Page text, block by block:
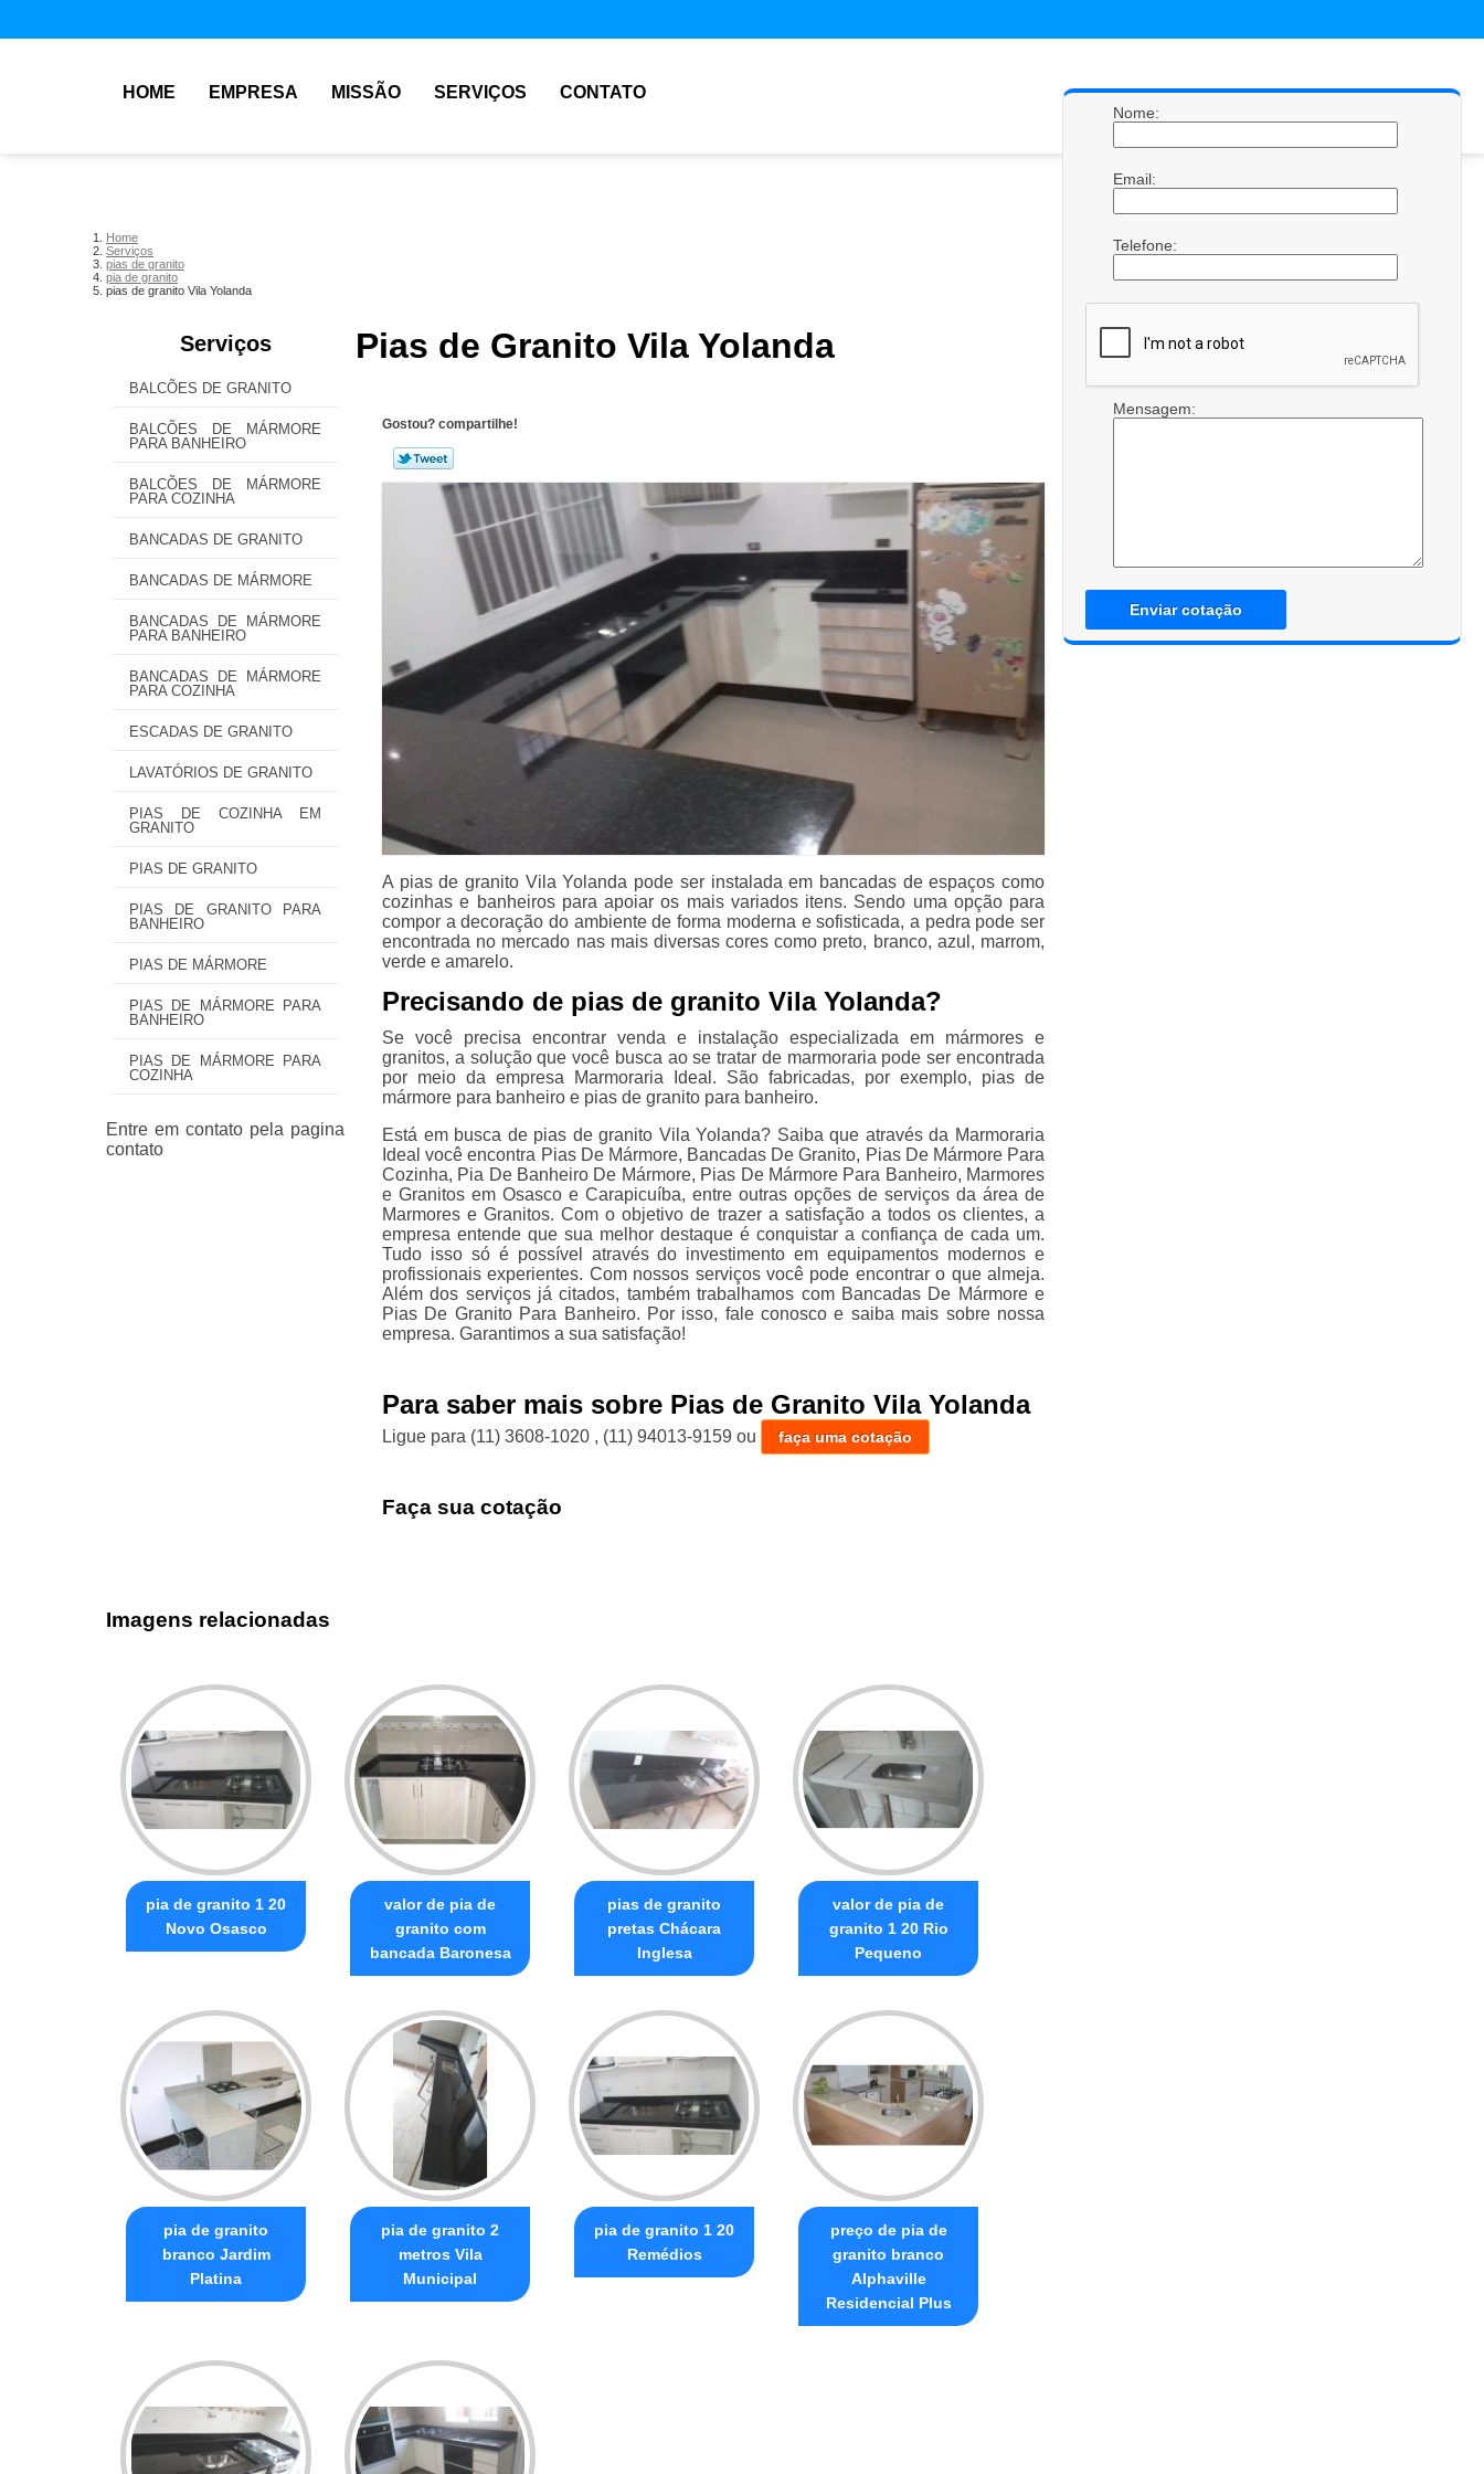
HOME EMPRESA MISSÃO SERVIÇOS CONTATO
Home
Serviços
pias de granito
pia de granito
pias de granito Vila Yolanda
Serviços
BALCÕES DE GRANITO
BALCÕES DE MÁRMORE
PARA BANHEIRO
BALCÕES DE MÁRMORE
PARA COZINHA
BANCADAS DE GRANITO
BANCADAS DE MÁRMORE
BANCADAS DE MÁRMORE
PARA BANHEIRO
BANCADAS DE MÁRMORE
PARA COZINHA
ESCADAS DE GRANITO
LAVATÓRIOS DE GRANITO
PIAS DE COZINHA EM
GRANITO
PIAS DE GRANITO
PIAS DE GRANITO PARA
BANHEIRO
PIAS DE MÁRMORE
PIAS DE MÁRMORE PARA
BANHEIRO
PIAS DE MÁRMORE PARA
COZINHA
Pias de Granito Vila Yolanda
Gostou? compartilhe!
A pias de granito Vila Yolanda pode ser instalada em bancadas de espaços como
cozinhas e banheiros para apoiar os mais variados itens. Sendo uma opção para
compor a decoração do ambiente de forma moderna e sofisticada, a pedra pode ser
encontrada no mercado nas mais diversas cores como preto, branco, azul, marrom,
verde e amarelo.
Precisando de pias de granito Vila Yolanda?
Se você precisa encontrar venda e instalação especializada em mármores e
granitos, a solução que você busca ao se tratar de marmoraria pode ser encontrada
por meio da empresa Marmoraria Ideal. São fabricadas, por exemplo, pias de
mármore para banheiro e pias de granito para banheiro.
Está em busca de pias de granito Vila Yolanda? Saiba que através da Marmoraria
Ideal você encontra Pias De Mármore, Bancadas De Granito, Pias De Mármore Para
Cozinha, Pia De Banheiro De Mármore, Pias De Mármore Para Banheiro, Marmores
e Granitos em Osasco e Carapicuíba, entre outras opções de serviços da área de
Marmores e Granitos. Com o objetivo de trazer a satisfação a todos os clientes, a
empresa entende que sua melhor destaque é conquistar a confiança de cada um.
Tudo isso só é possível através do investimento em equipamentos modernos e
profissionais experientes. Com nossos serviços você pode encontrar o que almeja.
Além dos serviços já citados, também trabalhamos com Bancadas De Mármore e
Pias De Granito Para Banheiro. Por isso, fale conosco e saiba mais sobre nossa
empresa. Garantimos a sua satisfação!
Para saber mais sobre Pias de Granito Vila Yolanda
Ligue para (11) 3608-1020 , (11) 94013-9159 ou faça uma cotação
Faça sua cotação
Nome:
Email:
Telefone:
Mensagem:
Enviar cotação
Imagens relacionadas
pia de granito 1 20
Novo Osasco
valor de pia de
granito com
bancada Baronesa
pias de granito
pretas Chácara
Inglesa
valor de pia de
granito 1 20 Rio
Pequeno
pia de granito
branco Jardim
Platina
pia de granito 2
metros Vila
Municipal
pia de granito 1 20
Remédios
preço de pia de
granito branco
Alphaville
Residencial Plus